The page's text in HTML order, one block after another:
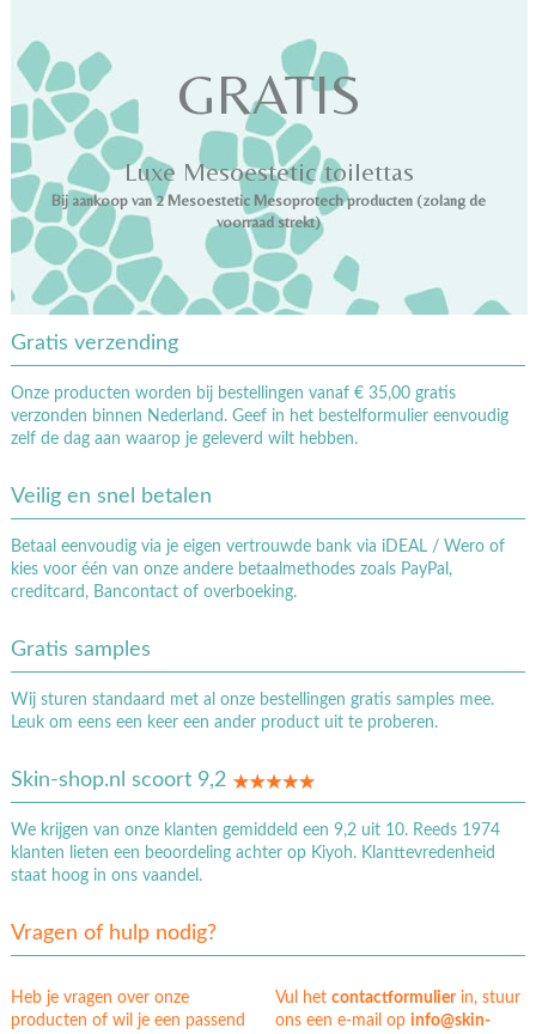
GRATIS
Luxe Mesoestetic toilettas
Bij aankoop van 2 Mesoestetic Mesoprotech producten (zolang de
voorraad strekt)
Gratis verzending
Onze producten worden bij bestellingen vanaf € 35,00 gratis
verzonden binnen Nederland. Geef in het bestelformulier eenvoudig
zelf de dag aan waarop je geleverd wilt hebben.
Veilig en snel betalen
Betaal eenvoudig via je eigen vertrouwde bank via iDEAL / Wero of
kies voor één van onze andere betaalmethodes zoals PayPal,
creditcard, Bancontact of overboeking.
Gratis samples
Wij sturen standaard met al onze bestellingen gratis samples mee.
Leuk om eens een keer een ander product uit te proberen.
Skin-shop.nl scoort 9,2
We krijgen van onze klanten gemiddeld een 9,2 uit 10. Reeds 1974
klanten lieten een beoordeling achter op Kiyoh. Klanttevredenheid
staat hoog in ons vaandel.
Vragen of hulp nodig?
Heb je vragen over onze
producten of wil je een passend
Vul hetcontactformulierin, stuur
ons een e-mail op info@skin-